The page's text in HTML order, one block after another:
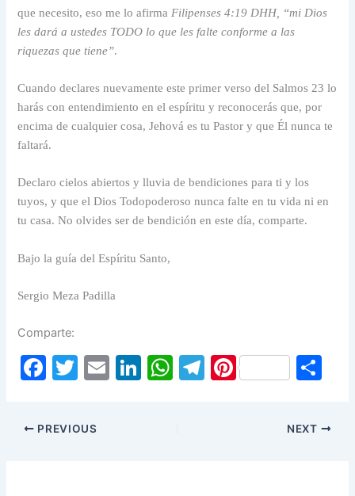
que necesito, eso me lo afirma Filipenses 4:19 DHH, “mi Dios
les dará a ustedes TODO lo que les falte conforme a las
riquezas que tiene”.
Cuando declares nuevamente este primer verso del Salmos 23 lo
harás con entendimiento en el espíritu y reconocerás que, por
encima de cualquier cosa, Jehová es tu Pastor y que Él nunca te
faltará.
Declaro cielos abiertos y lluvia de bendiciones para ti y los
tuyos, y que el Dios Todopoderoso nunca falte en tu vida ni en
tu casa. No olvides ser de bendición en este día, comparte.
Bajo la guía del Espíritu Santo,
Sergio Meza Padilla
Comparte:
F
c
T
itt
er
E
Li W T Pi
ar
PREVIOUS NEXT